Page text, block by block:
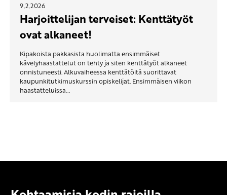
9.2.2026
Harjoittelijan terveiset: Kenttätyöt
ovat alkaneet!
Kipakoista pakkasista huolimatta ensimmäiset
kävelyhaastattelut on tehty ja siten kenttätyöt alkaneet
onnistuneesti. Alkuvaiheessa kenttätöitä suorittavat
kaupunkitutkimuskurssin opiskelijat. Ensimmäisen viikon
haastatteluissa...